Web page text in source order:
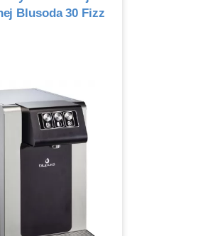
Blusoda 30 Fizz